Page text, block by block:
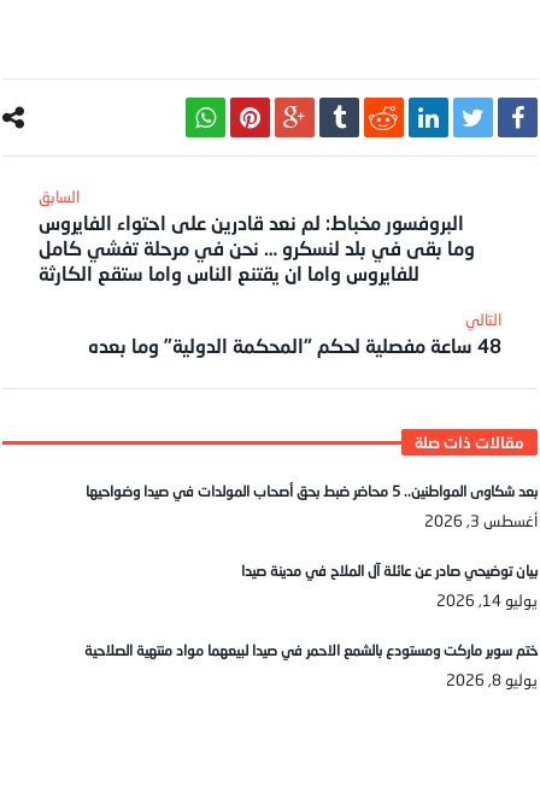
البروفسور مخباط: لم نعد قادرين على احتواء الفايروس
وما بقى في بلد لنسكرو … نحن في مرحلة تفشي كامل
للفايروس واما ان يقتنع الناس واما ستقع الكارثة
‎التالي
‏48 ‏‎ساعة مفصلية لحكم “المحكمة الدولية” وما بعده
بعد شكاوى المواطنين.. 5 محاضر ضبط بحق أصحاب المولدات في صيدا وضواحيها
أغسطس 3, 2026
بيان توضيحي صادر عن عائلة آل الملاح في مدينة صيدا
يوليو 14, 2026
ختم سوبر ماركت ومستودع بالشمع الاحمر في صيدا لبيعهما مواد منتهية الصلاحية
يوليو 8, 2026